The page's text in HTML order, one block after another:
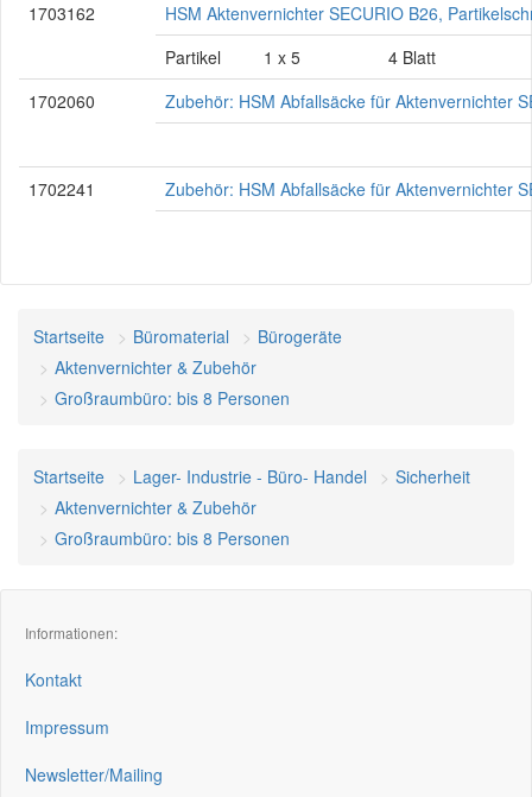
1703162
HSM Aktenvernichter SECURIO B26,
Partikel
1 x 5
4 Blatt
1702060
Zubehör: HSM Abfallsäcke für Aktenvernichter
1702241 Zubehör: HSM Abfallsäcke für Aktenvernichter
Startseite Büromaterial
Bürogeräte
Aktenvernichter & Zubehör
Großraumbüro: bis 8 Personen
Startseite Lager- Industrie - Büro- Handel
Sicherheit
Aktenvernichter & Zubehör
Großraumbüro: bis 8 Personen
Informationen:
Kontakt
Impressum
Newsletter/Mailing